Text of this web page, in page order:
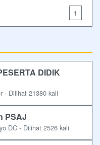
1
DIDIK
- Dilihat 21380 kali
PSAJ
DC - Dilihat 2526 kali